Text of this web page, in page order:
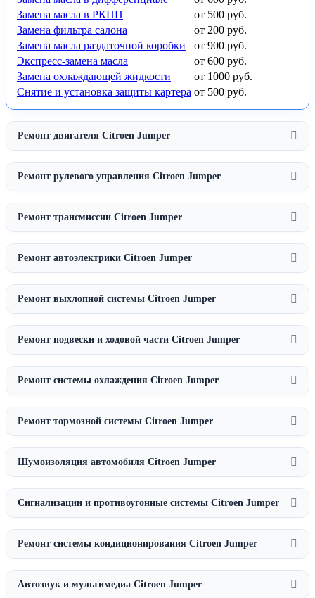
Замена масла в РКПП
от 500 руб.
Замена фильтра салона
от 200 руб.
Замена масла раздаточной коробки
от 900 руб.
Экспресс-замена масла
от 600 руб.
Замена охлаждающей жидкости
от 1000 руб.
Снятие и установка защиты картера от 500 руб.
Ремонт двигателя Citroen Jumper
Ремонт рулевого управления Citroen Jumper
Ремонт трансмиссии Citroen Jumper
Ремонт автоэлектрики Citroen Jumper
Ремонт выхлопной системы Citroen Jumper
Ремонт подвески и ходовой части Citroen Jumper
Ремонт системы охлаждения Citroen Jumper
Ремонт тормозной системы Citroen Jumper
Шумоизоляция автомобиля Citroen Jumper
Сигнализации и противоугонные системы Citroen Jumper
Ремонт системы кондиционирования Citroen Jumper
Автозвук и мультимедиа Citroen Jumper